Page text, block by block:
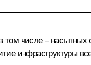
числе –
инфраструктуры